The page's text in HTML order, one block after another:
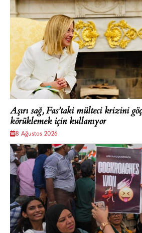
Aşırı sağ, Fas’taki mülteci krizini
körüklemek için kullanıyor
8 Ağustos 2026